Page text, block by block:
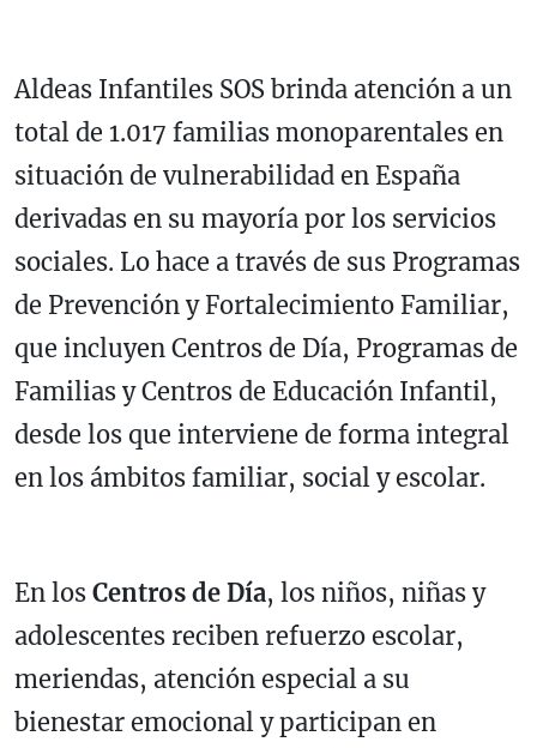
Aldeas Infantiles SOS brinda atención a un
total de 1.017 familias monoparentales en
situación de vulnerabilidad en España
derivadas en su mayoría por los servicios
sociales. Lo hace a través de sus Programas
de Prevención y Fortalecimiento Familiar,
que incluyen Centros de Día, Programas de
Familias y Centros de Educación Infantil,
desde los que interviene de forma integral
en los ámbitos familiar, social y escolar.
En los Centros de Día, los niños, niñas y
adolescentes reciben refuerzo escolar,
meriendas, atención especial a su
bienestar emocional y participan en